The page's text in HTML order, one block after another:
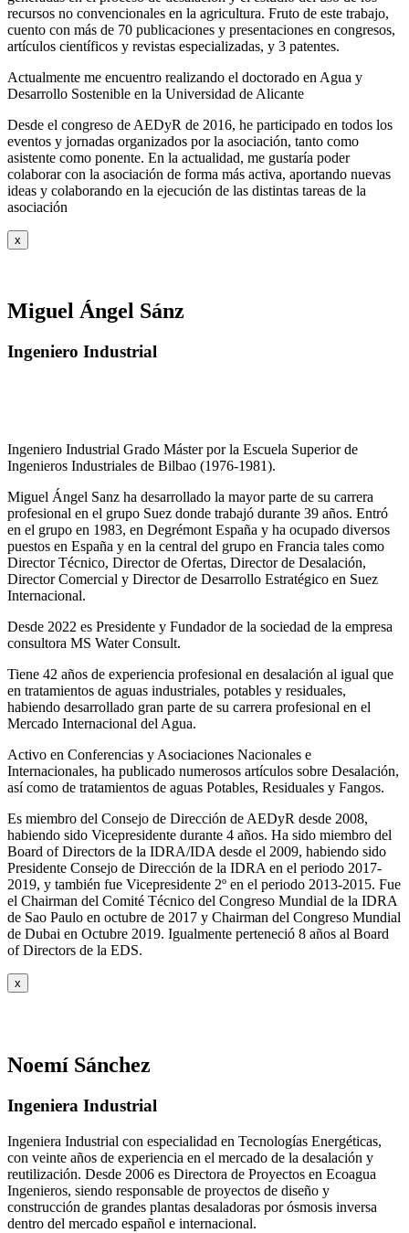
recursos no convencionales en la agricultura. Fruto de este trabajo,
cuento con más de 70 publicaciones y presentaciones en congresos,
artículos científicos y revistas especializadas, y 3 patentes.
Actualmente me encuentro realizando el doctorado en Agua y
Desarrollo Sostenible en la Universidad de Alicante
Desde el congreso de AEDyR de 2016, he participado en todos los
eventos y jornadas organizados por la asociación, tanto como
asistente como ponente. En la actualidad, me gustaría poder
colaborar con la asociación de forma más activa, aportando nuevas
ideas y colaborando en la ejecución de las distintas tareas de la
asociación
x
Miguel Ángel Sánz
Ingeniero Industrial
Ingeniero Industrial Grado Máster por la Escuela Superior de
Ingenieros Industriales de Bilbao (1976-1981).
Miguel Ángel Sanz ha desarrollado la mayor parte de su carrera
profesional en el grupo Suez donde trabajó durante 39 años. Entró
en el grupo en 1983, en Degrémont España y ha ocupado diversos
puestos en España y en la central del grupo en Francia tales como
Director Técnico, Director de Ofertas, Director de Desalación,
Director Comercial y Director de Desarrollo Estratégico en Suez
Internacional.
Desde 2022 es Presidente y Fundador de la sociedad de la empresa
consultora MS Water Consult.
Tiene 42 años de experiencia profesional en desalación al igual que
en tratamientos de aguas industriales, potables y residuales,
habiendo desarrollado gran parte de su carrera profesional en el
Mercado Internacional del Agua.
Activo en Conferencias y Asociaciones Nacionales e
Internacionales, ha publicado numerosos artículos sobre Desalación,
así como de tratamientos de aguas Potables, Residuales y Fangos.
Es miembro del Consejo de Dirección de AEDyR desde 2008,
habiendo sido Vicepresidente durante 4 años. Ha sido miembro del
Board of Directors de la IDRA/IDA desde el 2009, habiendo sido
Presidente Consejo de Dirección de la IDRA en el periodo 2017-
2019, y también fue Vicepresidente 2º en el periodo 2013-2015. Fue
el Chairman del Comité Técnico del Congreso Mundial de la IDRA
de Sao Paulo en octubre de 2017 y Chairman del Congreso Mundial
de Dubai en Octubre 2019. Igualmente perteneció 8 años al Board
of Directors de la EDS.
x
Noemí Sánchez
Ingeniera Industrial
Ingeniera Industrial con especialidad en Tecnologías Energéticas,
con veinte años de experiencia en el mercado de la desalación y
reutilización. Desde 2006 es Directora de Proyectos en Ecoagua
Ingenieros, siendo responsable de proyectos de diseño y
construcción de grandes plantas desaladoras por ósmosis inversa
dentro del mercado español e internacional.